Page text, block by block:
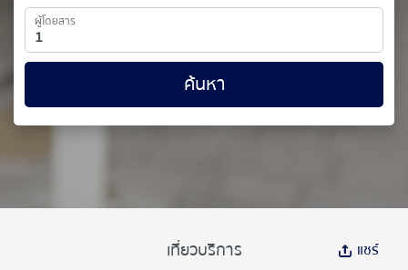
ผู้โดยสาร
ค้นหา
เที่ยวบริการ แชร์